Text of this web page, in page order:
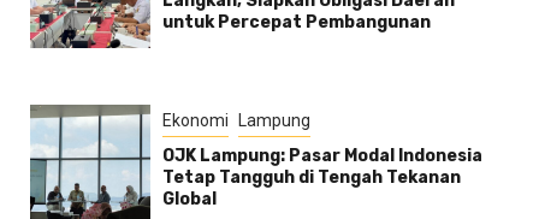
untuk Percepat Pembangunan
Ekonomi Lampung
OJK Lampung: Pasar Modal Indonesia
Tetap Tangguh di Tengah Tekanan
Global